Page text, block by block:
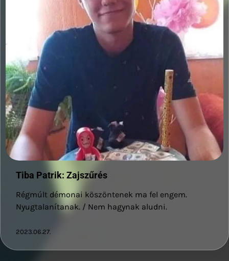
Tiba Patrik: Zajszűrés
Régmúlt démonai köszöntenek ma fel engem.
Nyugtalanítanak. / Nem hagynak aludni.
2023.06.27.